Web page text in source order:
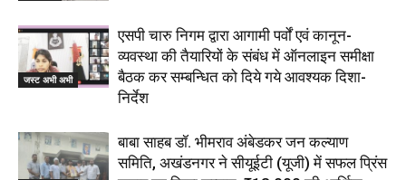
जस्ट अभी अभी
एसपी चारु निगम द्वारा आगामी पर्वों एवं कानून-
व्यवस्था की तैयारियों के संबंध में ऑनलाइन समीक्षा
बैठक कर सम्बन्धित को दिये गये आवश्यक दिशा-
निर्देश
बाबा साहब डॉ. भीमराव अंबेडकर जन कल्याण
समिति, अखंडनगर ने सीयूईटी (यूजी) में सफल प्रिंस